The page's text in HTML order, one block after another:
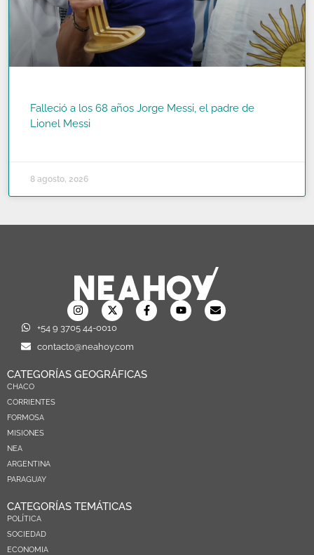
Falleció a los 68 años Jorge Messi, el padre de
Lionel Messi
8 agosto, 2026
+54 9 3705 44-0010
contacto@neahoy.com
CATEGORÍAS GEOGRÁFICAS
CHACO
CORRIENTES
FORMOSA
MISIONES
NEA
ARGENTINA
PARAGUAY
CATEGORÍAS TEMÁTICAS
POLÍTICA
SOCIEDAD
ECONOMIA